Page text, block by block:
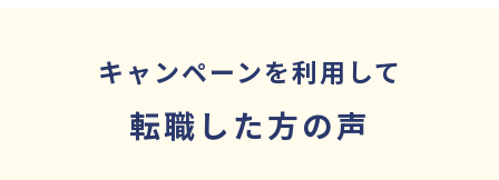
キャンペーンを利用して
転職した方の声